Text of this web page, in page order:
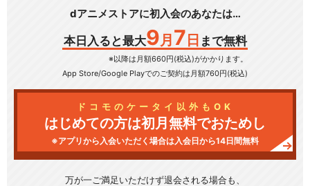
dアニメストアに初入会のあなたは…
本日入ると最大9 月 7 日 まで無料
※以降は月額660円(税込)がかかります。
App Store/Google Playでのご契約は月額760円(税込)
ドコモのケータイ以外もOK
はじめての方は初月無料でおためし
※アプリから入会いただく場合は入会日から14日間無料
万が一ご満足いただけず退会される場合も、